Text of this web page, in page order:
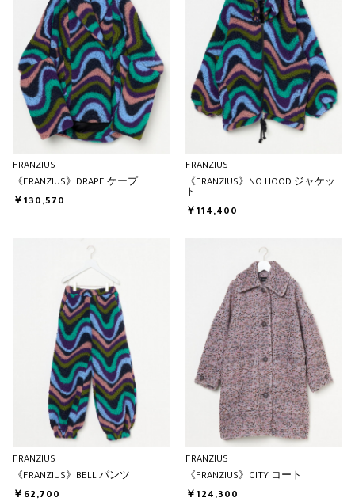
FRANZIUS
《FRANZIUS》DRAPE ケープ
￥130,570
FRANZIUS
《FRANZIUS》NO HOOD ジャケッ
ト
￥114,400
FRANZIUS
《FRANZIUS》BELL パンツ
￥62,700
FRANZIUS
《FRANZIUS》CITY コート
￥124,300